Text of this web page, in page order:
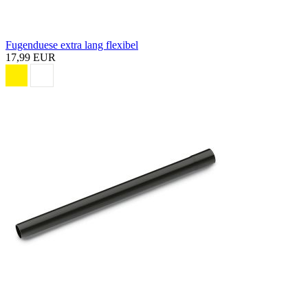
Fugenduese extra lang flexibel
17,99 EUR